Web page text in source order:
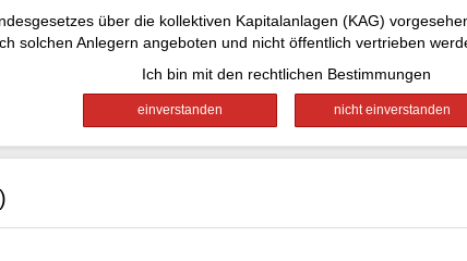
über die kollektiven Kapitalanlagen (KAG)
solchen Anlegern angeboten und nicht öffentlich vertrieben
Ich bin mit den rechtlichen Bestimmungen